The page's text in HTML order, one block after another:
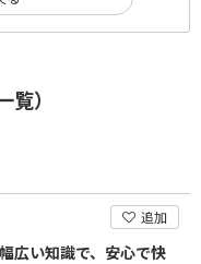
）
追加
広い知識で、安心で快